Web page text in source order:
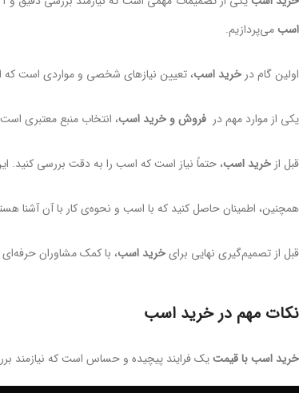
اسبمی‌پردازیم.
اولین گام در خرید اسب، تعیین نیازهای شخصی و مواردی است که
یکی از موارد مهم در فروش و خرید اسب، انتخاب منبع معتبری
قبل از خرید اسب، حتماً نیاز است که اسب را به دقت بررسی
همچنین، اطمینان حاصل کنید که با اسب و نحوه‌ی کار با آن آشنا
قبل از تصمیم‌گیری نهایی برایخرید اسب، با کمک مشاوران
نکات مهم در خرید اسب
خرید اسب با قیمتیک فرایند پیچیده و حساس است که نیازمند